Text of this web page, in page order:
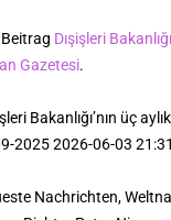
Beitrag Dışişleri
Gazetesi.
Bakanlığı’nın üç
2025 2026-06-03
Nachrichten,